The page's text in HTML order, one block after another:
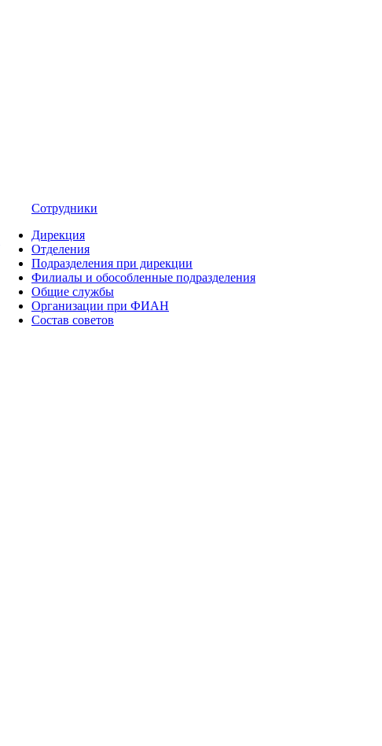
Сотрудники
Дирекция
Отделения
Подразделения при дирекции
Филиалы и обособленные подразделения
Общие службы
Организации при ФИАН
Состав советов